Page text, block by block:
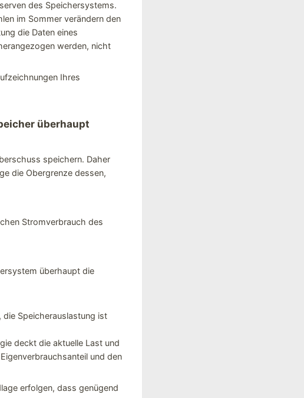
des Speichersystems.
im Sommer verändern den
die Daten eines
werden, nicht
Ihres
überhaupt
speichern. Daher
die Obergrenze dessen,
Stromverbrauch des
überhaupt die
Speicherauslastung ist
deckt die aktuelle Last und
und den
erfolgen, dass genügend